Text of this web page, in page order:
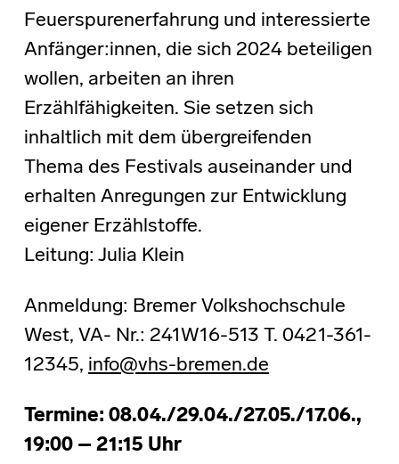
Feuerspurenerfahrung und interessierte
Anfänger:innen, die sich 2024 beteiligen
wollen, arbeiten an ihren
Erzählfähigkeiten. Sie setzen sich
inhaltlich mit dem übergreifenden
Thema des Festivals auseinander und
erhalten Anregungen zur Entwicklung
eigener Erzählstoffe.
Leitung: Julia Klein
Anmeldung: Bremer Volkshochschule
West, VA- Nr.: 241W16-513 T. 0421-361-
12345, info@vhs-bremen.de
Termine: 08.04./29.04./27.05./17.06.,
19:00 – 21:15 Uhr